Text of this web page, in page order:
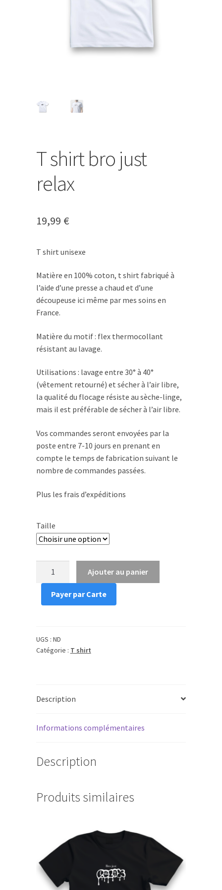
T shirt bro just
relax
19,99 €
T shirt unisexe
Matière en 100% coton, t shirt fabriqué à
l’aide d’une presse a chaud et d’une
découpeuse ici même par mes soins en
France.
Matière du motif : flex thermocollant
résistant au lavage.
Utilisations : lavage entre 30° à 40°
(vêtement retourné) et sécher à l’air libre,
la qualité du flocage résiste au sèche-linge,
mais il est préférable de sécher à l’air libre.
Vos commandes seront envoyées par la
poste entre 7-10 jours en prenant en
compte le temps de fabrication suivant le
nombre de commandes passées.
Plus les frais d’expéditions
Taille
shirt
relax
Ajouter au panier
Payer par Carte
UGS : ND
Catégorie : T shirt
Description
Informations complémentaires
Description
Produits similaires